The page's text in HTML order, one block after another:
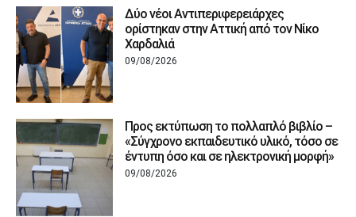
Δύο νέοι Αντιπεριφερειάρχες
ορίστηκαν στην Αττική από τον Νίκο
Χαρδαλιά
09/08/2026
Προς εκτύπωση το πολλαπλό βιβλίο –
«Σύγχρονο εκπαιδευτικό υλικό, τόσο σε
έντυπη όσο και σε ηλεκτρονική μορφή»
09/08/2026